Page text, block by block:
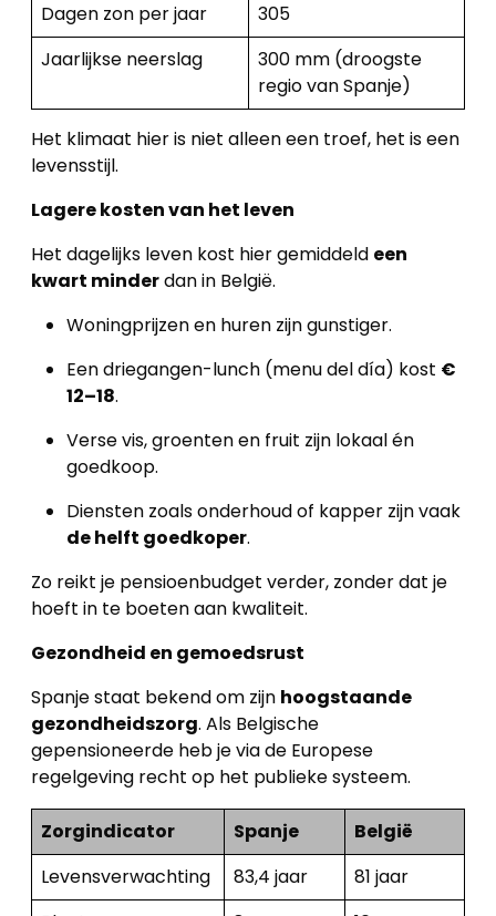
Lopende
projecten
Alle
Panden
Over
ons
Ons
Dagen zon per jaar
305
Jaarlijkse neerslag
300 mm (droogste
regio van Spanje)
Het klimaat hier is niet alleen een troef, het is een
levensstijl.
Lagere kosten van het leven
Het dagelijks leven kost hier gemiddeld een
kwart minderdan in België.
Woningprijzen en huren zijn gunstiger.
Een driegangen-lunch (menu del día) kost €
12–18.
Verse vis, groenten en fruit zijn lokaal én
goedkoop.
Diensten zoals onderhoud of kapper zijn vaak
de helft goedkoper.
Zo reikt je pensioenbudget verder, zonder dat je
hoeft in te boeten aan kwaliteit.
Gezondheid en gemoedsrust
Spanje staat bekend om zijn hoogstaande
gezondheidszorg. Als Belgische
gepensioneerde heb je via de Europese
regelgeving recht op het publieke systeem.
Zorgindicator Spanje
België
Levensverwachting
83,4 jaar
81 jaar